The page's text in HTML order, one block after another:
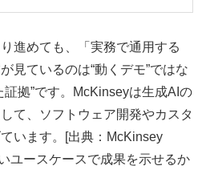
進めても、「実務で通用する
見ているのは“動くデモ”ではな
証拠”です。McKinseyは生成AIの
て、ソフトウェア開発やカスタ
います。[出典：McKinsey
ユースケースで成果を示せるか